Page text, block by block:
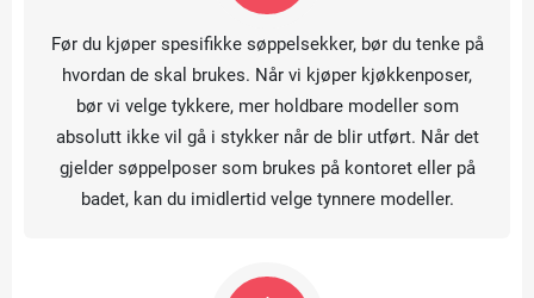
Før du kjøper spesifikke søppelsekker, bør du tenke på
hvordan de skal brukes. Når vi kjøper kjøkkenposer,
bør vi velge tykkere, mer holdbare modeller som
absolutt ikke vil gå i stykker når de blir utført. Når det
gjelder søppelposer som brukes på kontoret eller på
badet, kan du imidlertid velge tynnere modeller.